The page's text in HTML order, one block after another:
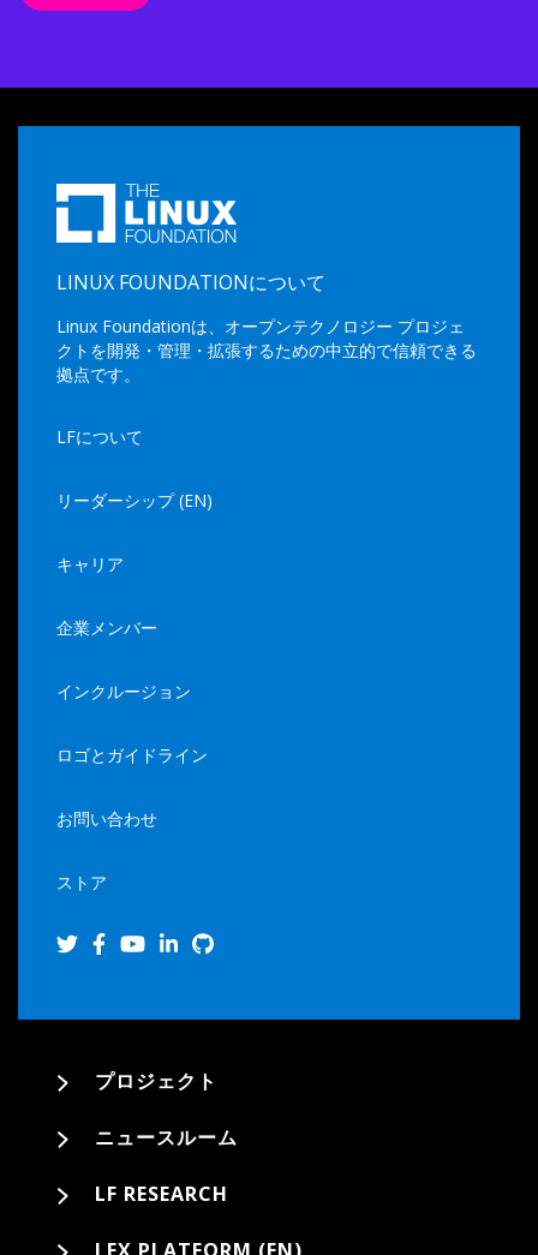
LINUX FOUNDATIONについて
Linux Foundationは、オープンテクノロジー プロジェ
クトを開発・管理・拡張するための中立的で信頼できる
拠点です。
LFについて
リーダーシップ (EN)
キャリア
企業メンバー
インクルージョン
ロゴとガイドライン
お問い合わせ
ストア
プロジェクト
ニュースルーム
LF RESEARCH